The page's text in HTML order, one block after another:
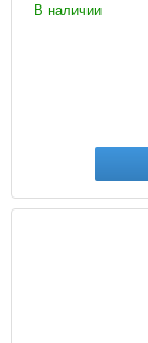
В наличии